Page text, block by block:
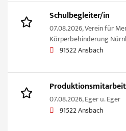
Schulbegleiter/in
07.08.2026,Verein für
Körperbehinderung
91522 Ansbach
07.08.2026,Eger u. Eger
91522 Ansbach